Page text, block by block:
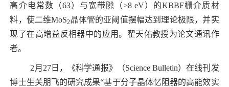
高介电常数（63）与宽带隙（>8 eV）的KBBF栅介质材
料，使二维MoS2晶体管的亚阈值摆幅达到理论极限，并实
现了在高增益反相器中的应用。翟天佑教授为论文通讯作
者。
2 月 27日，《科学通报》（Science Bulletin）在线刊发
博士生关朋飞的研究成果“基于分子晶体忆阻器的高能效实